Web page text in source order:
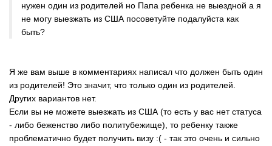
нужен один из родителей но Папа ребенка не выездной а я
не могу выезжать из США посоветуйте подалуйста как
быть?
Я же вам выше в комментариях написал что должен быть один
из родителей! Это значит, что только один из родителей.
Других вариантов нет.
Если вы не можете выезжать из США (то есть у вас нет статуса
- либо беженство либо политубежище), то ребенку также
проблематично будет получить визу :( - так это очень и сильно